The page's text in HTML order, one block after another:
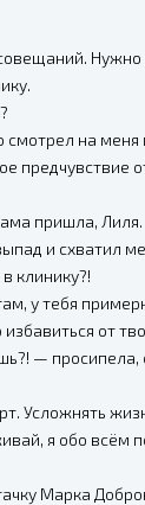
Нужно
смотрел на
предчувствие
пришла, Лиля.
и схватил
клинику?!
у тебя
от
— просипела,
Усложнять
я обо всём
Марка